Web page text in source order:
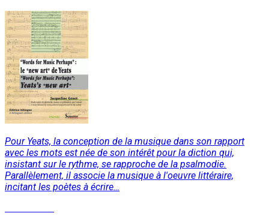
Pour Yeats, la conception de la musique dans son rapport
avec les mots est née de son intérêt pour la diction qui,
insistant sur le rythme, se rapproche de la psalmodie.
Parallèlement, il associe la musique à l'oeuvre littéraire,
incitant les poètes à écrire…